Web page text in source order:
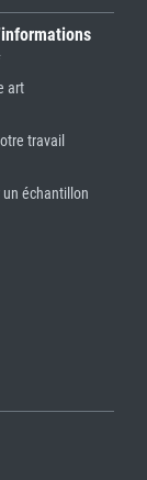
art
travail
un échantillon